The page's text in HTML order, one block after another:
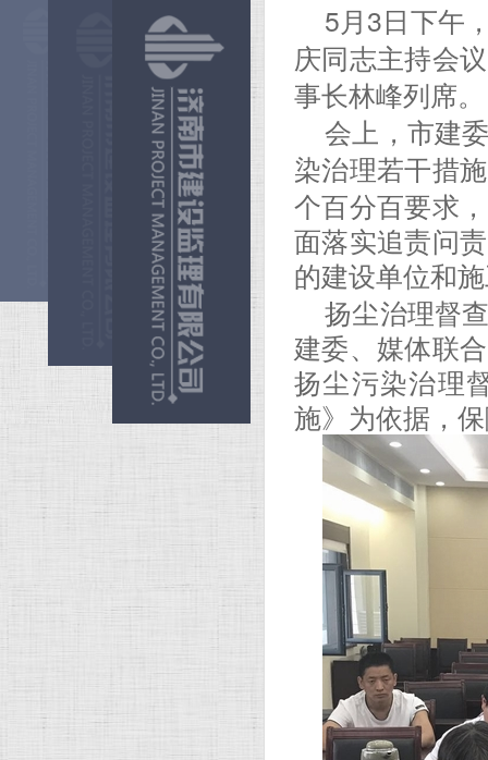
5月3日下午
庆同志主持会
事长林峰列席。
会上，市建
染治理若干措施
个百分百要求
面落实追责问
的建设单位和
扬尘治理督
建委、媒体联
扬尘污染治理
施》为依据，